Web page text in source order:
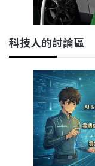
科技人的討論區